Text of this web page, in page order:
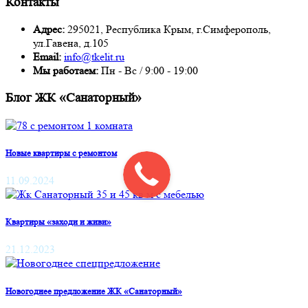
Адрес: 295021, Республика Крым, г.Симферополь,
ул.Гавена, д.105
Email: info@tkelit.ru
Мы работаем: Пн - Вс / 9:00 - 19:00
Блог ЖК «Санаторный»
Новые квартиры с ремонтом
11.09.2024
Квартиры «заходи и живи»
21.12.2023
Новогоднее предложение ЖК «Санаторный»